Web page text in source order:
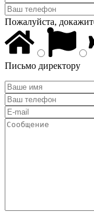
Пожалуйста,
Письмо директору